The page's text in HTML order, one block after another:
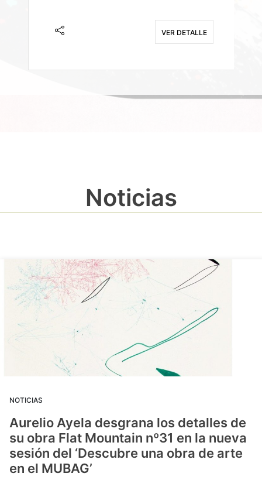
VER DETALLE
Noticias
NOTICIAS
Aurelio Ayela desgrana los detalles de
su obra Flat Mountain nº31 en la nueva
sesión del ‘Descubre una obra de arte
en el MUBAG’